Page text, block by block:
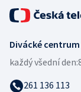
Divácké centrum
každý všední den:
261 136 113